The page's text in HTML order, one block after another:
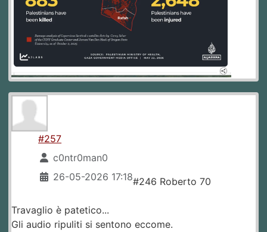
#257
c0ntr0man0
26-05-2026 17:18#246 Roberto 70
Travaglio è patetico...
Gli audio ripuliti si sentono eccome.